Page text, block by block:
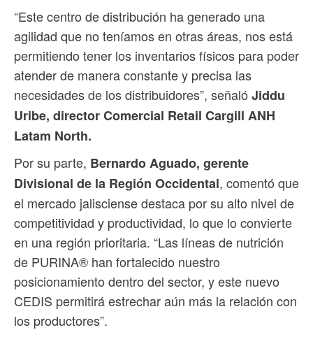
“Este centro de distribución ha generado una
agilidad que no teníamos en otras áreas, nos está
permitiendo tener los inventarios físicos para poder
atender de manera constante y precisa las
necesidades de los distribuidores”, señaló Jiddu
Uribe, director Comercial Retail Cargill ANH
Latam North.
Por su parte, Bernardo Aguado, gerente
Divisional de la Región Occidental, comentó que
el mercado jalisciense destaca por su alto nivel de
competitividad y productividad, lo que lo convierte
en una región prioritaria. “Las líneas de nutrición
de PURINA® han fortalecido nuestro
posicionamiento dentro del sector, y este nuevo
CEDIS permitirá estrechar aún más la relación con
los productores”.